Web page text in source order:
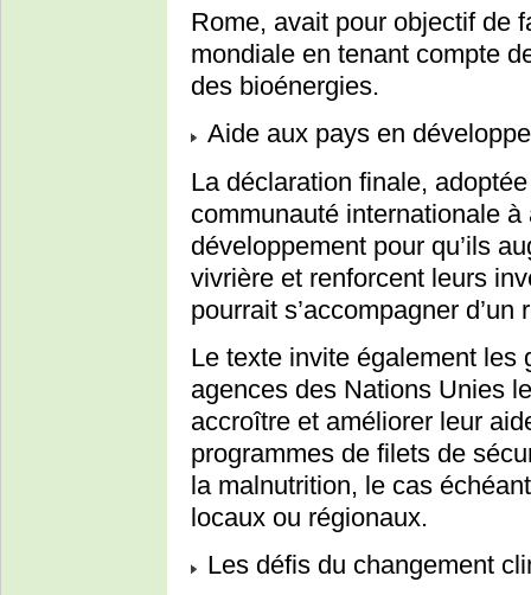
Rome, avait pour objectif de
mondiale en tenant compte
des bioénergies.
Aide aux pays en
La déclaration finale,
communauté internationale
développement pour qu’ils
vivrière et renforcent leurs
pourrait s’accompagner
Le texte invite également les
agences des Nations Unies
accroître et améliorer leur
programmes de filets de
la malnutrition, le cas
locaux ou régionaux.
Les défis du changement